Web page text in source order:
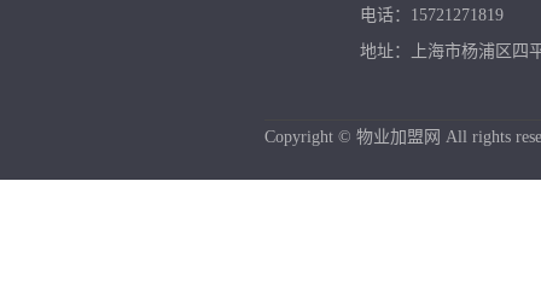
电话：15721271819
地址：上海市杨浦区四
Copyright © 物业加盟网 All rights